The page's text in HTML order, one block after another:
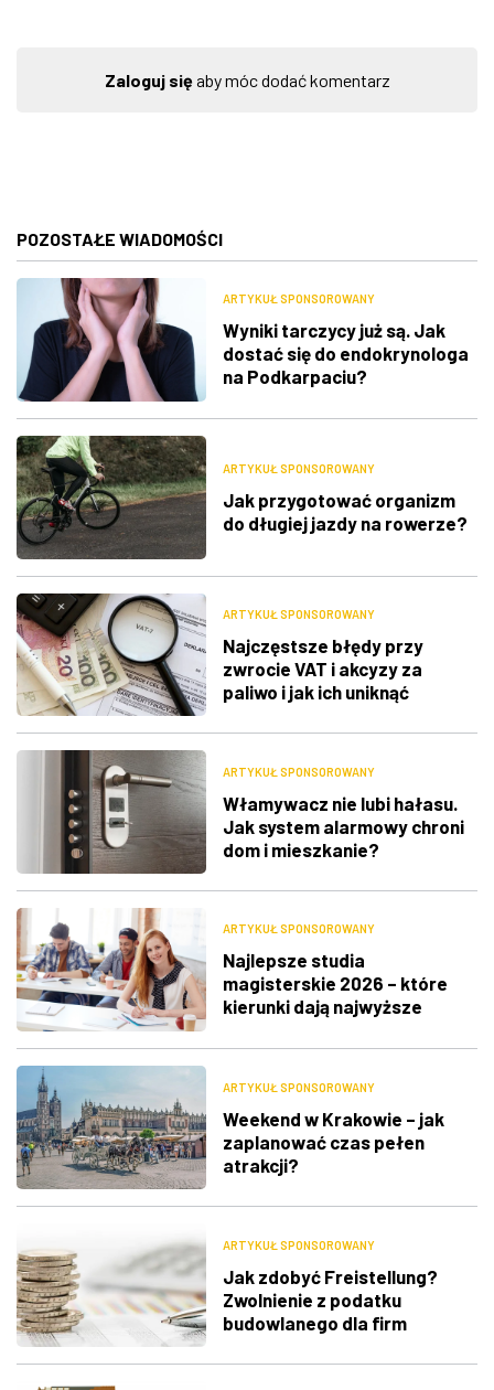
Zaloguj sięaby móc dodać komentarz
POZOSTAŁE WIADOMOŚCI
ARTYKUŁ SPONSOROWANY
Wyniki tarczycy już są. Jak
dostać się do endokrynologa
na Podkarpaciu?
ARTYKUŁ SPONSOROWANY
Jak przygotować organizm
do długiej jazdy na rowerze?
ARTYKUŁ SPONSOROWANY
Najczęstsze błędy przy
zwrocie VAT i akcyzy za
paliwo i jak ich uniknąć
ARTYKUŁ SPONSOROWANY
Włamywacz nie lubi hałasu.
Jak system alarmowy chroni
dom i mieszkanie?
ARTYKUŁ SPONSOROWANY
Najlepsze studia
magisterskie 2026 – które
kierunki dają najwyższe
możliwości zawodowe?
ARTYKUŁ SPONSOROWANY
Weekend w Krakowie – jak
zaplanować czas pełen
atrakcji?
ARTYKUŁ SPONSOROWANY
Jak zdobyć Freistellung?
Zwolnienie z podatku
budowlanego dla firm